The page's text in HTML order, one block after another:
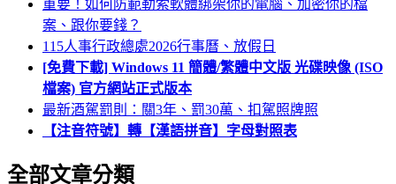
重要！如何防範勒索軟體綁架你的電腦、加密你的檔
案、跟你要錢？
115人事行政總處2026行事曆、放假日
[免費下載] Windows 11 簡體/繁體中文版 光碟映像 (ISO
檔案) 官方網站正式版本
最新酒駕罰則：關3年、罰30萬、扣駕照牌照
【注音符號】轉【漢語拼音】字母對照表
全部文章分類